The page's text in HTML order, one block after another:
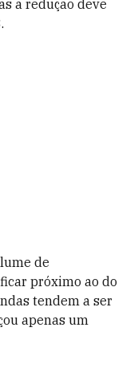
a redução deve
de
próximo ao do
tendem a ser
apenas um